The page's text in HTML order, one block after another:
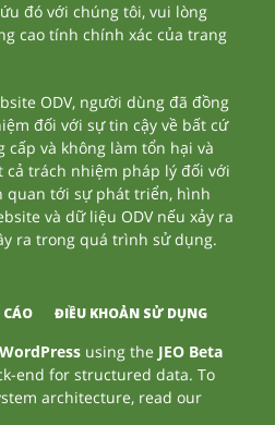
đó với chúng tôi, vui lòng
cao tính chính xác của trang
ODV, người dùng đã đồng
đối với sự tin cậy về bất cứ
và không làm tổn hại và
cả trách nhiệm pháp lý đối với
quan tới sự phát triển, hình
và dữ liệu ODV nếu xảy ra
ra trong quá trình sử dụng.
CÁO ĐIỀU KHOẢN SỬ DỤNG
WordPress using the JEO Beta
end for structured data. To
architecture, read our